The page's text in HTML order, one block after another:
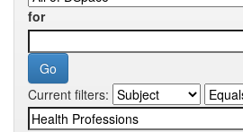
for
Current filters: